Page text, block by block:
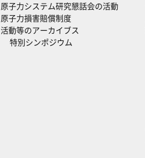
原子力システム研究懇話会の活動
原子力損害賠償制度
活動等のアーカイブス
特別シンポジウム